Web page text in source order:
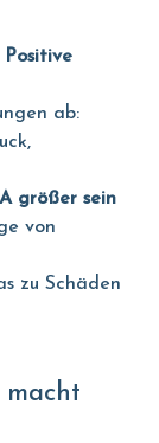
ab:
größer sein
von
zu Schäden